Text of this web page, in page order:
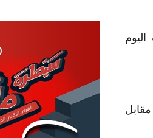
تعاملات اليوم
و 968 مليار جنيه، مقابل